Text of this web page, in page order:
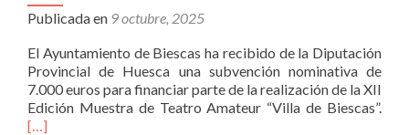
Publicada en 9 octubre, 2025
El Ayuntamiento de Biescas ha recibido de la Diputación
Provincial de Huesca una subvención nominativa de
7.000 euros para financiar parte de la realización de la XII
Edición Muestra de Teatro Amateur “Villa de Biescas”.
[…]